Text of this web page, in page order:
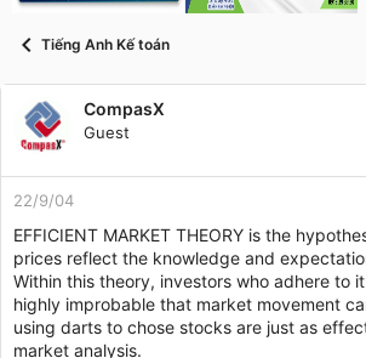
a
r
Tiếng Anh Kế toán
CompasX
Guest
22/9/04
EFFICIENT MARKET THEORY is the
prices reflect the knowledge and
Within this theory, investors who adhere to
highly improbable that market movement
using darts to chose stocks are just as
market analysis.